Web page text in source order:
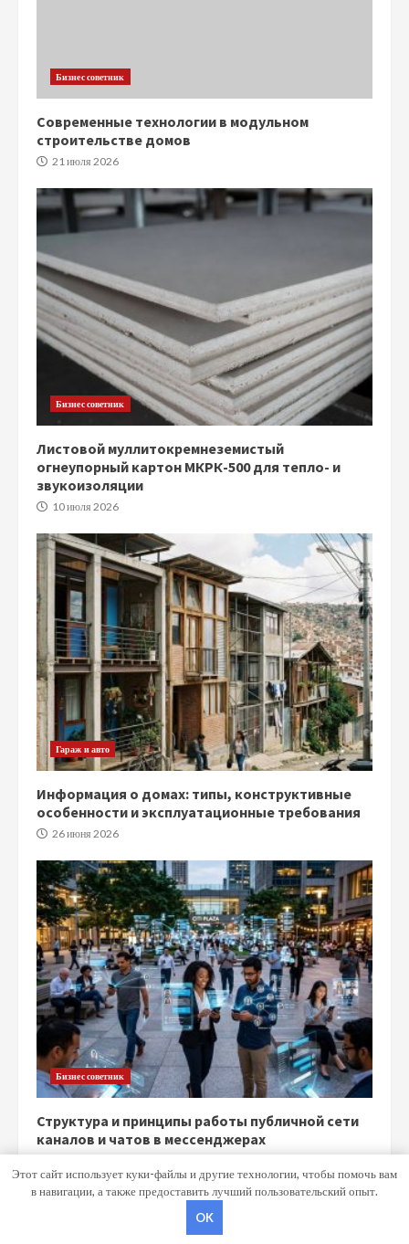
Бизнес советник
Современные технологии в модульном
строительстве домов
21 июля 2026
Бизнес советник
Листовой муллитокремнеземистый
огнеупорный картон МКРК-500 для тепло- и
звукоизоляции
10 июля 2026
Гараж и авто
Информация о домах: типы, конструктивные
особенности и эксплуатационные требования
26 июня 2026
Бизнес советник
Структура и принципы работы публичной сети
каналов и чатов в мессенджерах
Copyright © Все права защищены.
Этот сайт использует куки-файлы и другие технологии, чтобы помочь вам
в навигации, а также предоставить лучший пользовательский опыт.
OK